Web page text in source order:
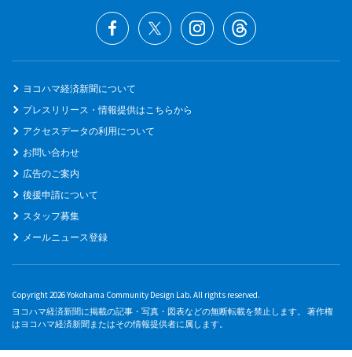
ヨコハマ経済新聞について
プレスリリース・情報提供はこちらから
アクセスデータの利用について
お問い合わせ
広告のご案内
後援申請について
スタッフ募集
メールニュース登録
Copyright 2026 Yokohama Community Design Lab. All rights reserved.
ヨコハマ経済新聞に掲載の記事・写真・図表などの無断転載を禁止します。 著作権
はヨコハマ経済新聞またはその情報提供者に属します。